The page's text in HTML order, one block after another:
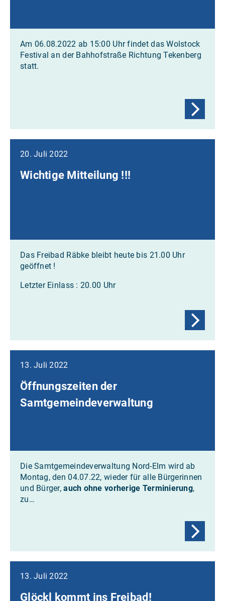
Am 06.08.2022 ab 15:00 Uhr findet das Wolstock
Festival an der Bahhofstraße Richtung Tekenberg
statt.
20. Juli 2022
Wichtige Mitteilung !!!
Das Freibad Räbke bleibt heute bis 21.00 Uhr
geöffnet !
Letzter Einlass : 20.00 Uhr
13. Juli 2022
Öffnungszeiten der
Samtgemeindeverwaltung
Die Samtgemeindeverwaltung Nord-Elm wird ab
Montag, den 04.07.22, wieder für alle Bürgerinnen
und Bürger,auch ohne vorherige Terminierung,
zu…
13. Juli 2022
Glöckl kommt ins Freibad!